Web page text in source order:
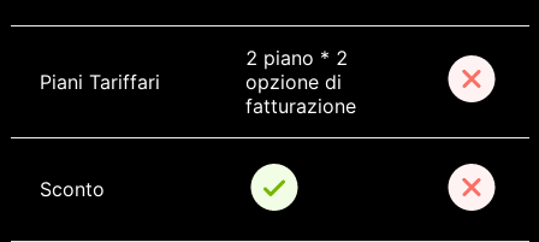
Piani Tariffari
2 piano * 2
opzione di
fatturazione
Sconto